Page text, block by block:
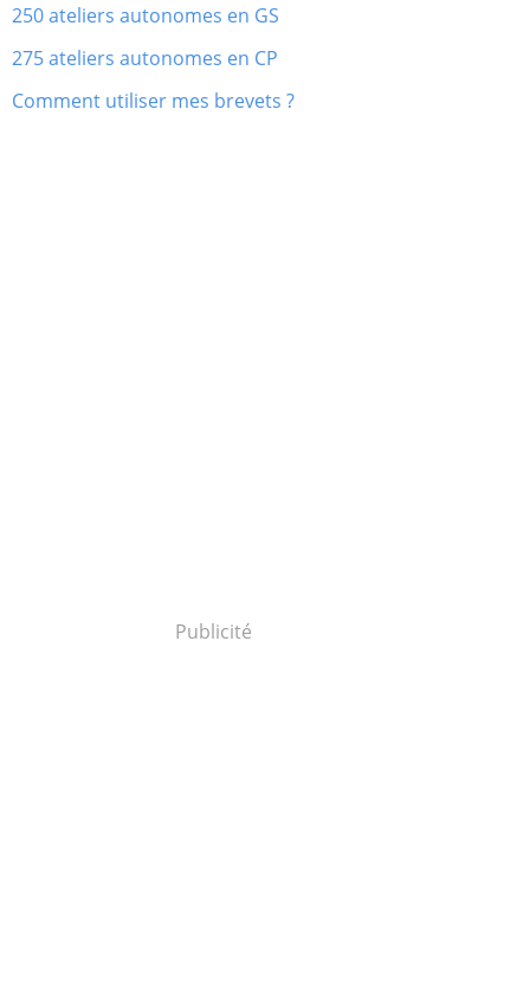
250 ateliers autonomes en GS
275 ateliers autonomes en CP
Comment utiliser mes brevets ?
Publicité